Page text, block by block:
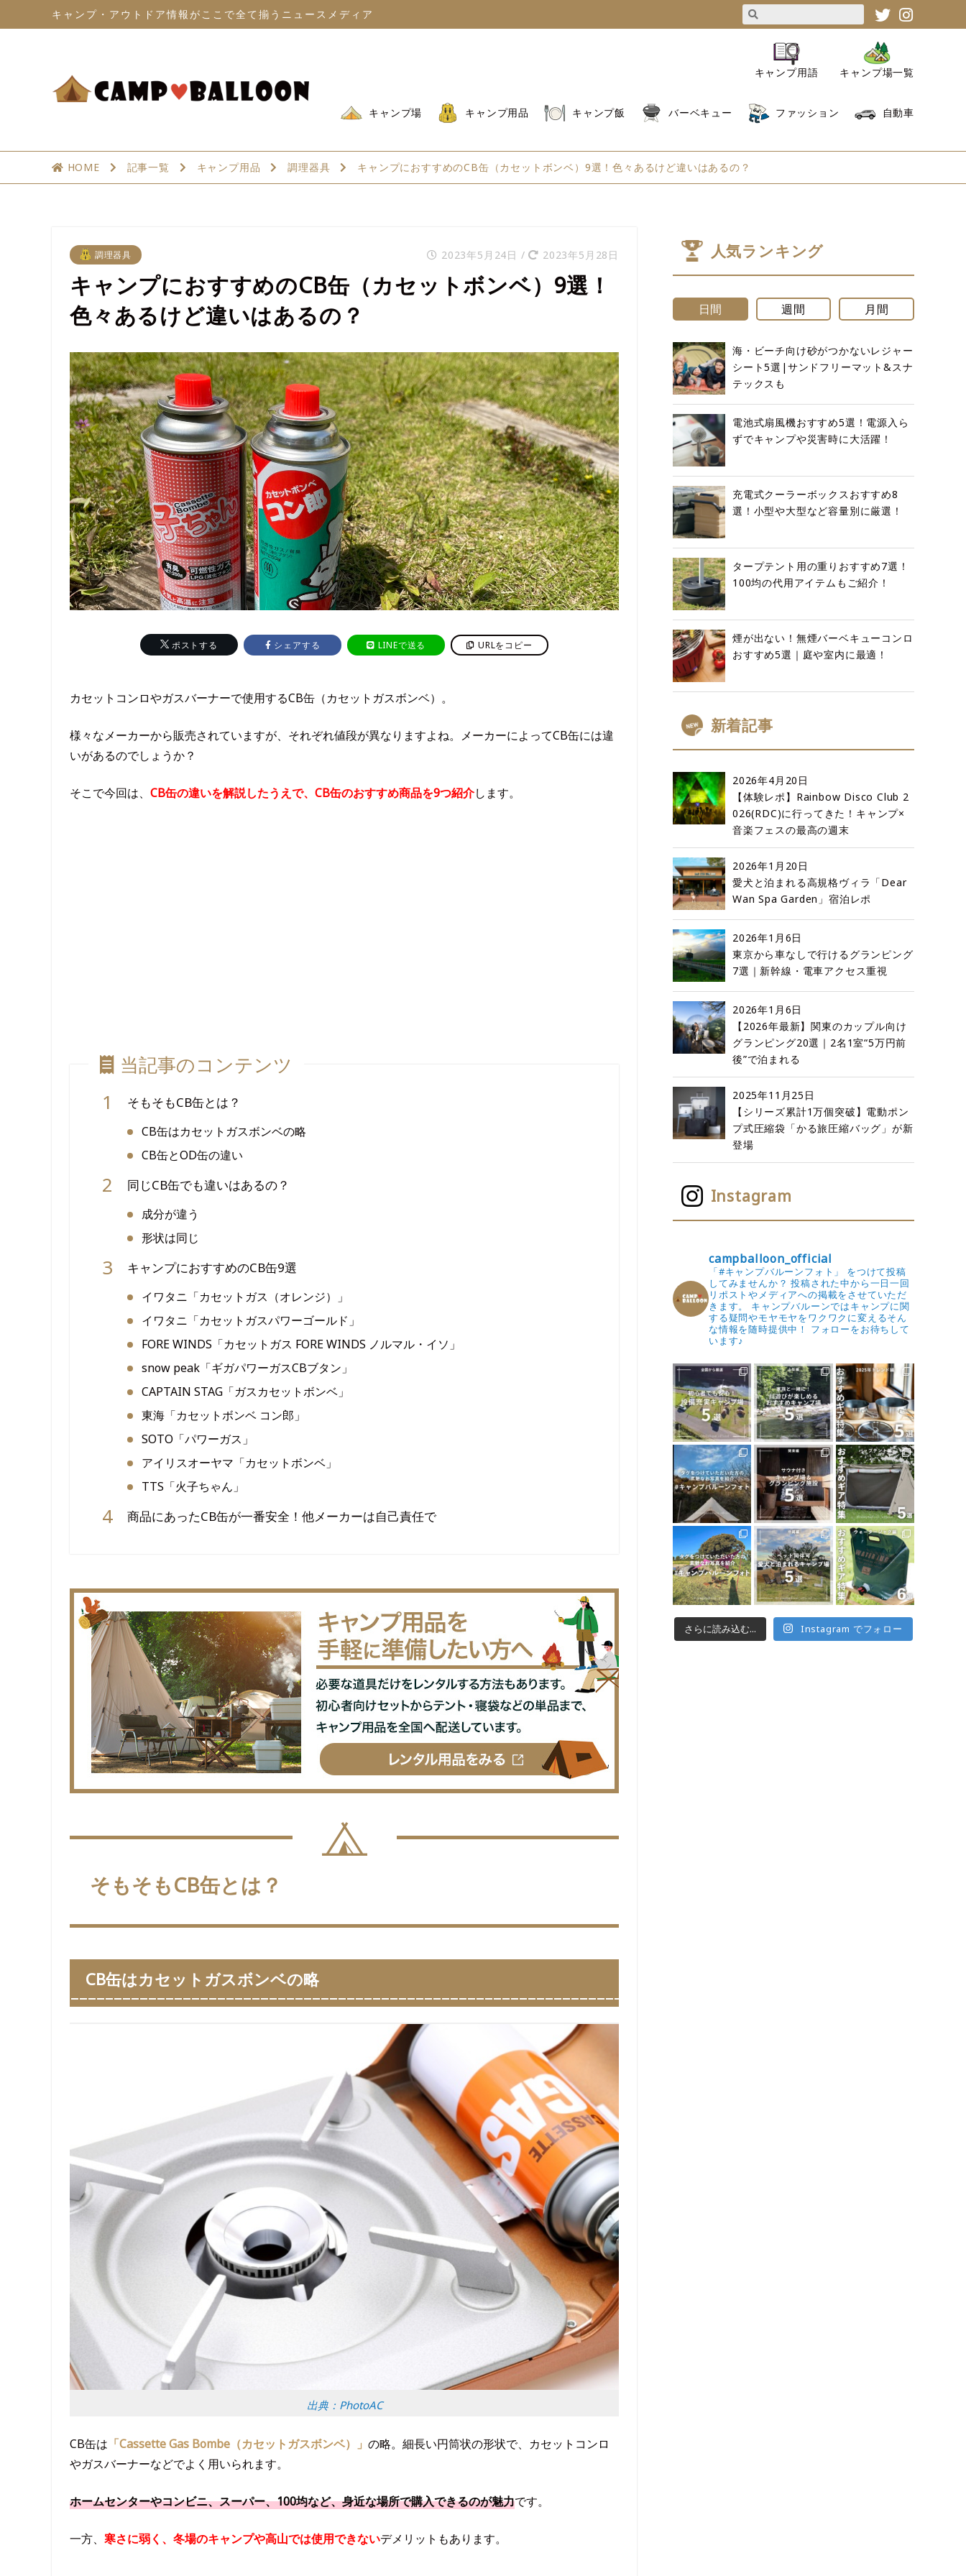
キャンプ・アウトドア情報がここで全て揃うニュースメディア
キャンプ用語 キャンプ場一覧
キャンプ場 キャンプ用品 キャンプ飯 バーベキュー ファッション 自動車
HOME 記事一覧 キャンプ用品 調理器具 キャンプにおすすめのCB缶（カセットボンベ）9選！色々あるけど違いはあるの？
調理器具 2023年5月24日 / 2023年5月28日
キャンプにおすすめのCB缶（カセットボンベ）9選！
色々あるけど違いはあるの？
ポストする シェアする LINEで送る URLをコピー
カセットコンロやガスバーナーで使用するCB缶（カセットガスボンベ）。
様々なメーカーから販売されていますが、それぞれ値段が異なりますよね。メーカーによってCB缶には違
いがあるのでしょうか？
そこで今回は、 CB缶の違いを解説したうえで、CB缶のおすすめ商品を9つ紹介します。
当記事のコンテンツ
そもそもCB缶とは？
CB缶はカセットガスボンベの略
CB缶とOD缶の違い
同じCB缶でも違いはあるの？
成分が違う
形状は同じ
キャンプにおすすめのCB缶9選
イワタニ「カセットガス（オレンジ）」
イワタニ「カセットガスパワーゴールド」
FORE WINDS「カセットガス FORE WINDS ノルマル・イソ」
snow peak「ギガパワーガスCBブタン」
CAPTAIN STAG「ガスカセットボンベ」
東海「カセットボンベ コン郎」
SOTO「パワーガス」
アイリスオーヤマ「カセットボンベ」
TTS「火子ちゃん」
商品にあったCB缶が一番安全！他メーカーは自己責任で
そもそもCB缶とは？
CB缶はカセットガスボンベの略
出典：PhotoAC
CB缶は 「Cassette Gas Bombe（カセットガスボンベ）」 の略。細長い円筒状の形状で、カセットコンロ
やガスバーナーなどでよく用いられます。
ホームセンターやコンビニ、スーパー、100均など、身近な場所で購入できるのが魅力です。
一方、 寒さに弱く、冬場のキャンプや高山では使用できないデメリットもあります。
人気ランキング
日間 週間 月間
海・ビーチ向け砂がつかないレジャー
シート5選|サンドフリーマット&スナ
テックスも
電池式扇風機おすすめ5選！電源入ら
ずでキャンプや災害時に大活躍！
充電式クーラーボックスおすすめ8
選！小型や大型など容量別に厳選！
タープテント用の重りおすすめ7選！
100均の代用アイテムもご紹介！
煙が出ない！無煙バーベキューコンロ
おすすめ5選｜庭や室内に最適！
新着記事
2026年4月20日
【体験レポ】Rainbow Disco Club 2
026(RDC)に行ってきた！キャンプ×
音楽フェスの最高の週末
2026年1月20日
愛犬と泊まれる高規格ヴィラ「Dear
Wan Spa Garden」宿泊レポ
2026年1月6日
東京から車なしで行けるグランピング
7選｜新幹線・電車アクセス重視
2026年1月6日
【2026年最新】関東のカップル向け
グランピング20選｜2名1室“5万円前
後”で泊まれる
2025年11月25日
【シリーズ累計1万個突破】電動ポン
プ式圧縮袋「かる旅圧縮バッグ」が新
登場
Instagram
campballoon_official
「#キャンプバルーンフォト」 をつけて投稿
してみませんか？ 投稿された中から一日一回
リポストやメディアへの掲載をさせていただ
きます。
キャンプバルーンではキャンプに関
する疑問やモヤモヤをワクワクに変えるそん
な情報を随時提供中！
フォローをお待ちして
います♪
さらに読み込む... Instagram でフォロー